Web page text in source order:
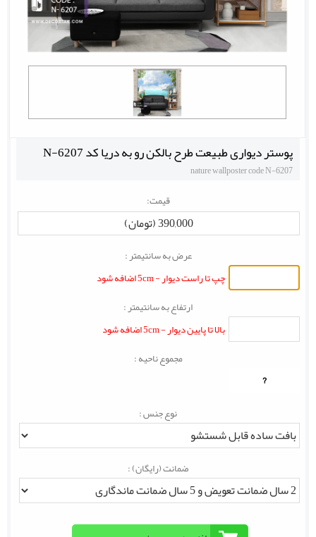
پوستر دیواری طبیعت طرح بالکن رو به دریا کد N-6207
nature wallposter code N-6207
قیمت:
390,000 (تومان)
عرض به سانتیمتر :
چپ تا راست دیوار - 5cm اضافه شود
ارتفاع به سانتیمتر :
بالا تا پایین دیوار - 5cm اضافه شود
مجموع ناحیه :
?
نوع جنس :
ضمانت (رایگان) :